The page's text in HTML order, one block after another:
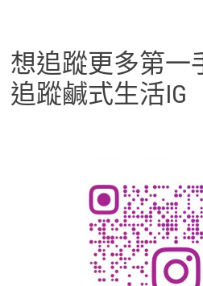
想追蹤更多第一
追蹤鹹式生活IG